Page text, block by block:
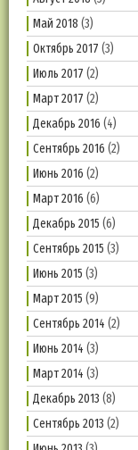
Май 2018 (3)
Октябрь 2017 (3)
Июль 2017 (2)
Март 2017 (2)
Декабрь 2016 (4)
Сентябрь 2016 (2)
Июнь 2016 (2)
Март 2016 (6)
Декабрь 2015 (6)
Сентябрь 2015 (3)
Июнь 2015 (3)
Март 2015 (9)
Сентябрь 2014 (2)
Июнь 2014 (3)
Март 2014 (3)
Декабрь 2013 (8)
Сентябрь 2013 (2)